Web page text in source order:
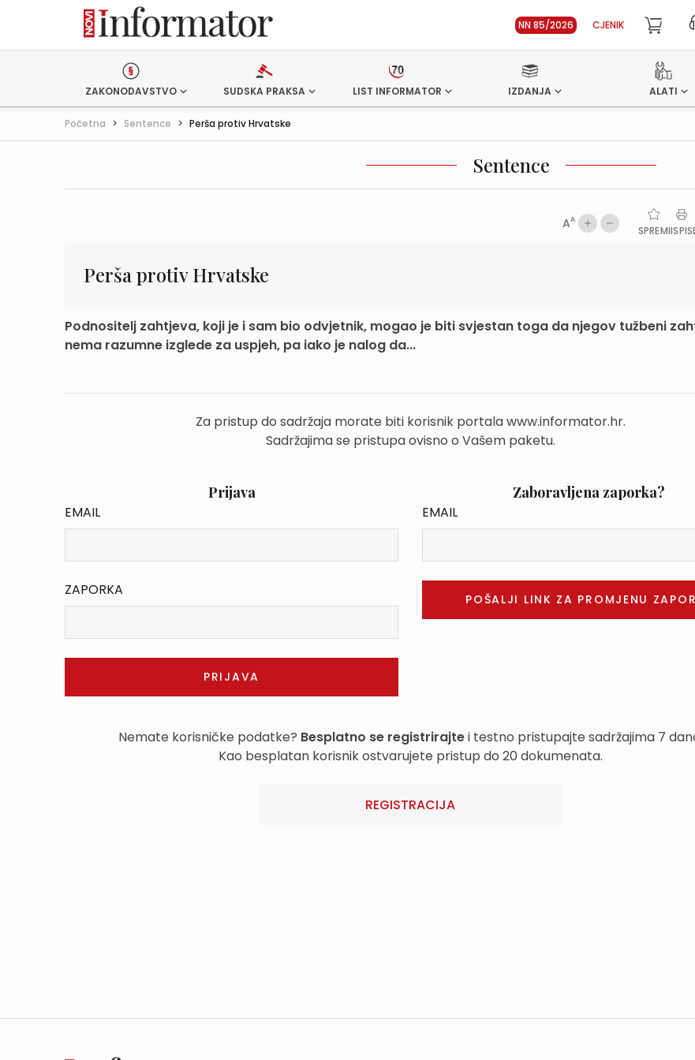
NN 85/2026 CJENIK
ZAKONODAVSTVO SUDSKA PRAKSA LIST INFORMATOR IZDANJA ALATI
Početna > Sentence > Perša protiv Hrvatske
Sentence
AA
SPREMIISPIS
Perša protiv Hrvatske
Podnositelj zahtjeva, koji je i sam bio odvjetnik, mogao je biti svjestan toga da njegov tužbeni
nema razumne izglede za uspjeh, pa iako je nalog da...
Za pristup do sadržaja morate biti korisnik portala www.informator.hr.
Sadržajima se pristupa ovisno o Vašem paketu.
Prijava
EMAIL
ZAPORKA
Zaboravljena zaporka?
EMAIL
Nemate korisničke podatke? Besplatno se registrirajtei testno pristupajte sadržajima 7
Kao besplatan korisnik ostvarujete pristup do 20 dokumenata.
REGISTRACIJA